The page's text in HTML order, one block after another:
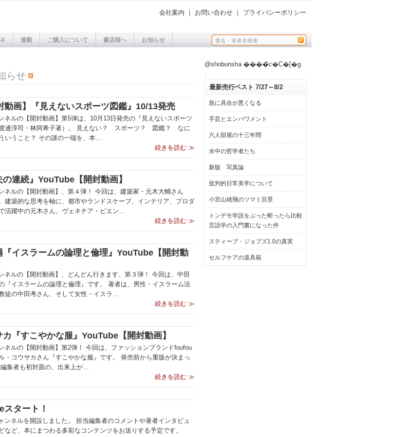
会社案内 ｜ お問い合わせ ｜ プライバシーポリシー
連載 ご購入について 書店様へ お知らせ
らせ
動画】『見えないスポーツ図鑑』10/13発売
ネルの【開封動画】第5弾は、10月13日発売の『見えないスポーツ
渡邊淳司・林阿希子著）。 見えない？ スポーツ？ 図鑑？ なに
いうこと？ その謎の一端を、本…
続きを読む ≫
連続』YouTube【開封動画】
ネルの【開封動画】、第４弾！ 今回は、建築家・元木大輔さん
建築的な思考を軸に、都市やランドスケープ、インテリア、プロダ
活躍中の元木さん。ヴェネチア・ビエン…
続きを読む ≫
『イスラームの論理と倫理』YouTube【開封動
ネルの【開封動画】、どんどん行きます、第３弾！ 今回は、中田
『イスラームの論理と倫理』です。 著者は、男性・イスラーム法
徒の中田考さん、そして女性・イスラ…
続きを読む ≫
『すこやかな服』YouTube【開封動画】
ネルの【開封動画】第2弾！ 今回は、ファッションブランドfoufou
・コウサカさん『すこやかな服』です。 発売前から重版が決まっ
集者も初対面の、出来上が…
続きを読む ≫
タート！
ンネルを開設しました。 担当編集者のコメントや著者インタビュ
など、本にまつわる多彩なコンテンツをお送りする予定です。
@shobunsha ����̃c�C�[�g
.
最新売行ベスト 7/27～8/2
急に具合が悪くなる
手芸とエンパワメント
六人部屋の十三年間
水中の哲学者たち
新版 写真論
批判的日常美学について
小宮山雄飛のツマミ百景
トンデモ学説をぶった斬ったら比較
言語学の入門書になった件
スティーブ・ジョブズ1.0の真実
セルフケアの道具箱